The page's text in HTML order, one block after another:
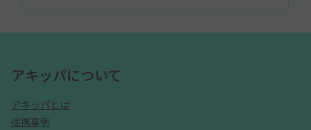
アキッパについて
アキッパとは
提携事例